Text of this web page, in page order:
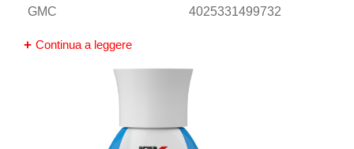
GMC 4025331499732
Continua a leggere